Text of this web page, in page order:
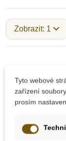
Zobrazit: 1
Výprodej
Do školy
Tyto webové
zařízení
prosím